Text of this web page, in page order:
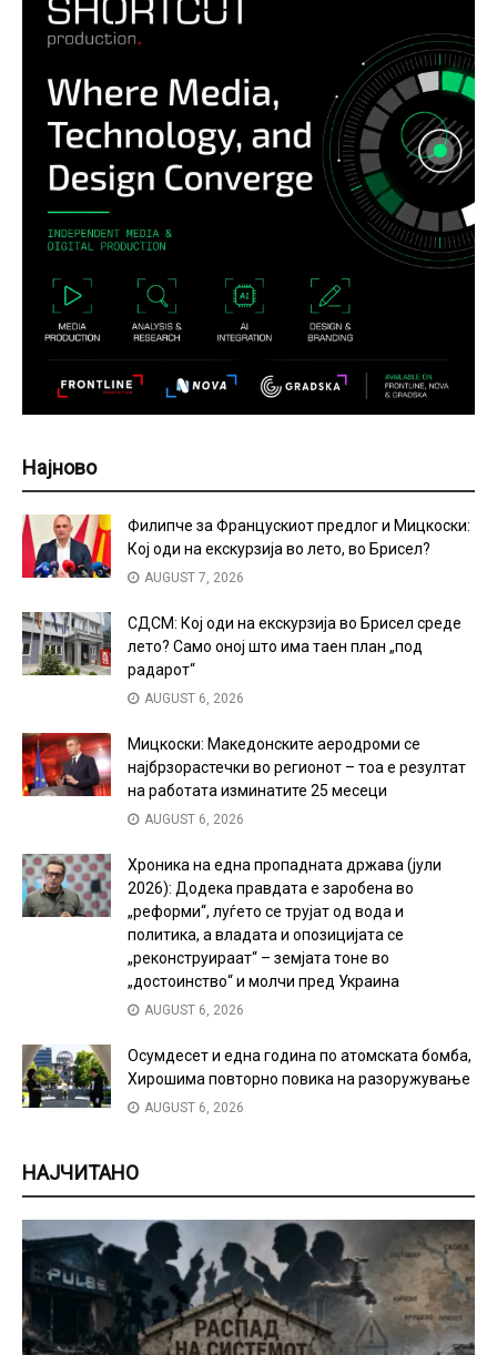
Најново
Филипче за Францускиот предлог и Мицкоски:
Кој оди на екскурзија во лето, во Брисел?
AUGUST 7, 2026
СДСМ: Кој оди на екскурзија во Брисел среде
лето? Само оној што има таен план „под
радарот“
AUGUST 6, 2026
Мицкоски: Македонските аеродроми се
најбрзорастечки во регионот – тоа е резултат
на работата изминатите 25 месеци
AUGUST 6, 2026
Хроника на една пропадната држава (јули
2026): Додека правдата е заробена во
„реформи“, луѓето се трујат од вода и
политика, а владата и опозицијата се
„реконструираат“ – земјата тоне во
„достоинство“ и молчи пред Украина
AUGUST 6, 2026
Осумдесет и една година по атомската бомба,
Хирошима повторно повика на разоружување
AUGUST 6, 2026
НАЈЧИТАНО